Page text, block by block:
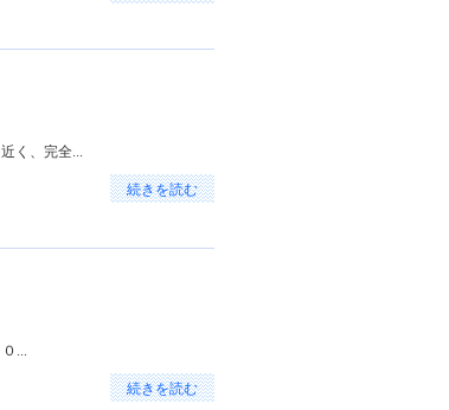
く、完全...
続きを読む
...
続きを読む